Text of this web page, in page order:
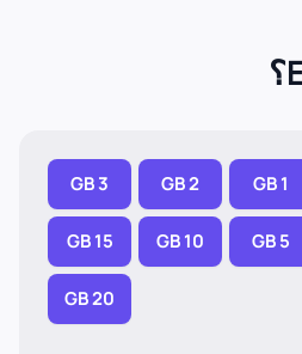
1 GB
2 GB
3 GB
5 GB
10 GB
15 GB
20 GB